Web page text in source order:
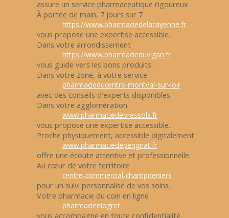
assure un service pharmaceutique rigoureux.
À portée de main, 7 jours sur 7
https://www.pharmaciedelacayenne.fr
vous propose une expertise accessible.
Dans votre arrondissement
https://www.pharmacieduvigan.fr
vous guide vers les bons produits.
Dans votre zone, à votre service
pharmacieducentre-montval-sur-loir
avec des conseils d'experts disponibles.
Dans votre agglomération
www.pharmaciedebressols.fr
vous propose une expertise accessible.
Proche physiquement, accessible digitalement
www.pharmaciedeperignat.fr
offre une écoute attentive et professionnelle.
Au cœur de votre territoire
centre-commercial-champdeniers
pour un suivi personnalisé de vos soins.
Votre pharmacie du coin en ligne
pharmacieniogret
vous accompagne en toute confidentialité.